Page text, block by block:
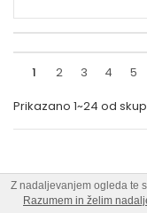
1 2 3 4
5
Prikazano 1~24 od
Z nadaljevanjem ogleda te
Razumem in želim